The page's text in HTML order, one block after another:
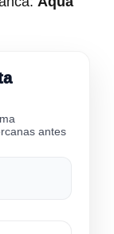
antes